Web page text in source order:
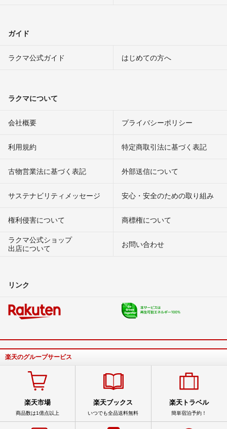
ガイド
ラクマ公式ガイド はじめての方へ
ラクマについて
会社概要 プライバシーポリシー
利用規約 特定商取引法に基づく表記
古物営業法に基づく表記 外部送信について
サステナビリティメッセージ 安心・安全のための取り組み
権利侵害について
商標権について
ラクマ公式ショップ
出店について
お問い合わせ
リンク
楽天のグループサービス
楽天市場
商品数は1億点以上
楽天ブックス
いつでも全品送料無料
楽天トラベル
簡単宿泊予約！